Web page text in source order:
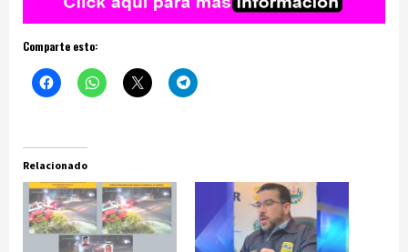
Comparte esto:
Relacionado